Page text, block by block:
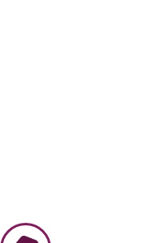
HUMHUB